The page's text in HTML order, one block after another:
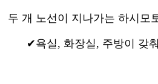
두 개 노선이 지나가는 하시모
✔욕실, 화장실, 주방이 갖